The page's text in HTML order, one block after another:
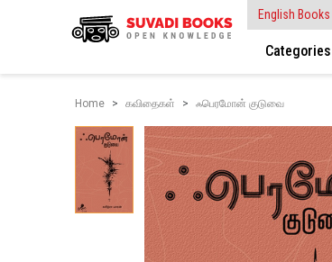
English Books
Categories
Home கவிதைகள் ஃபெரமோன் குடுவை